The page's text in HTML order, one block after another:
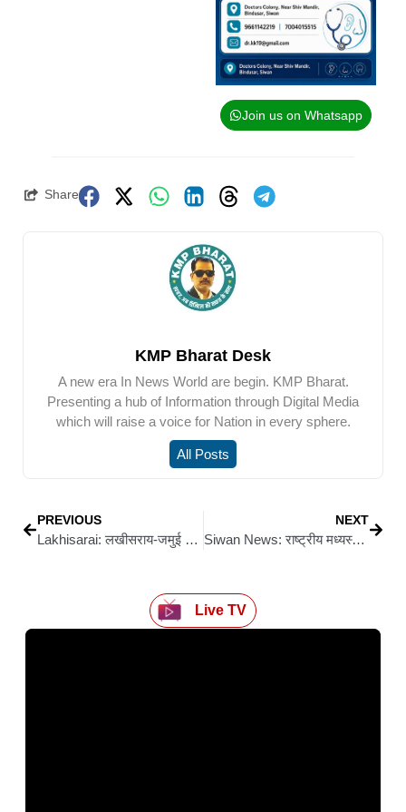
Join us on Whatsapp
Share
KMP Bharat Desk
A new era In News World are begin. KMP Bharat.
Presenting a hub of Information through Digital Media
which will raise a voice for Nation in every sphere.
All Posts
PREVIOUS
Lakhisarai: लखीसराय-जमुई सीमावर्ती इलाके में भीषण सड़क हादसा: शिवसोना इंजीनियरिंग कॉलेज के तीन छात्रों की मौके पर ही मौत, तीन घायल
NEXT
Siwan News: राष्ट्रीय मध्यस्थता अभियान: अनावश्यक मुकदमों से राहत दिलाने के उद्देश्य से निकली प्रचार गाड़ियां, 90 दिनों तक चलेगा विशेष अभियान
Live TV